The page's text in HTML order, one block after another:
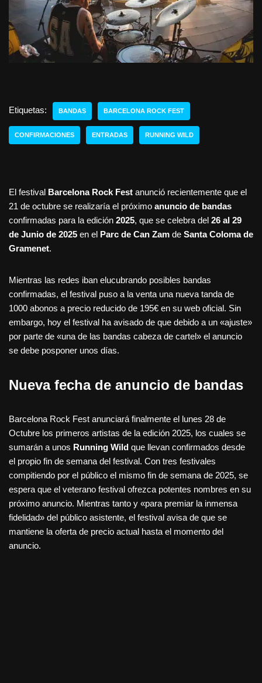
Etiquetas: BANDAS BARCELONA ROCK FEST
CONFIRMACIONES ENTRADAS RUNNING WILD
El festival Barcelona Rock Fest anunció recientemente que el
21 de octubre se realizaría el próximo anuncio de bandas
confirmadas para la edición 2025, que se celebra del 26 al 29
de Junio de 2025 en el Parc de Can Zam de Santa Coloma de
Gramenet.
Mientras las redes iban elucubrando posibles bandas
confirmadas, el festival puso a la venta una nueva tanda de
1000 abonos a precio reducido de 195€ en su web oficial. Sin
embargo, hoy el festival ha avisado de que debido a un «ajuste»
por parte de «una de las bandas cabeza de cartel» el anuncio
se debe posponer unos días.
Nueva fecha de anuncio de bandas
Barcelona Rock Fest anunciará finalmente el lunes 28 de
Octubre los primeros artistas de la edición 2025, los cuales se
sumarán a unos Running Wild que llevan confirmados desde
el propio fin de semana del festival. Con tres festivales
compitiendo por el público el mismo fin de semana de 2025, se
espera que el veterano festival ofrezca potentes nombres en su
próximo anuncio. Mientras tanto y «para premiar la inmensa
fidelidad» del público asistente, el festival avisa de que se
mantiene la oferta de precio actual hasta el momento del
anuncio.